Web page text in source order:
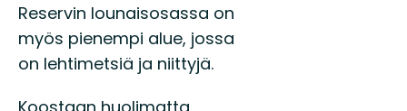
Reservin lounaisosassa on
myös pienempi alue, jossa
on lehtimetsiä ja niittyjä.